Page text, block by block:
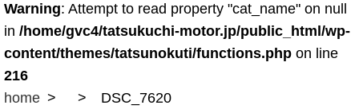
Warning: Attempt to read property "cat_name" on null
in /home/gvc4/tatsukuchi-motor.jp/public_html/wp-
content/themes/tatsunokuti/functions.php on line
216
home
DSC_7620